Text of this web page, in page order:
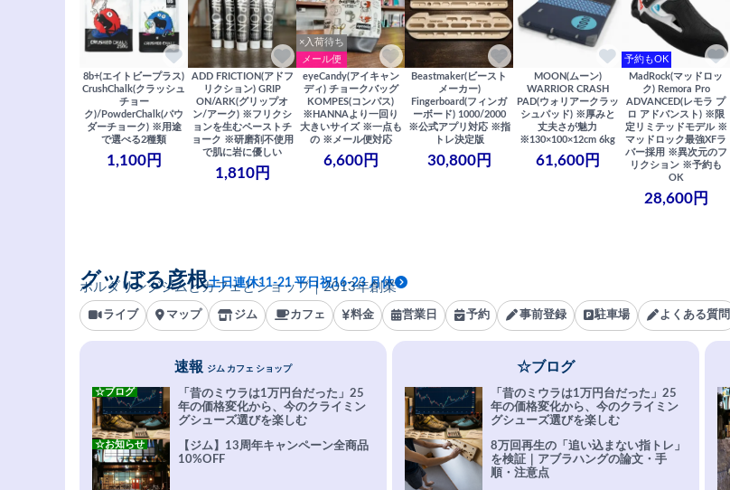
8b+(エイトビープラス)
CrushChalk(クラッシュ
チョー
ク)/PowderChalk(パウ
ダーチョーク) ※用途
で選べる2種類
1,100円
ADD FRICTION(アドフ
リクション) GRIP
ON/ARK(グリップオ
ン/アーク) ※フリクシ
ョンを生むペーストチ
ョーク ※研磨剤不使用
で肌に岩に優しい
1,810円
×入荷待ち
メール便
eyeCandy(アイキャン
ディ) チョークバッグ
KOMPES(コンパス)
※HANNAより一回り
大きいサイズ ※一点も
の ※メール便対応
6,600円
Beastmaker(ビースト
メーカー)
Fingerboard(フィンガ
ーボード) 1000/2000
※公式アプリ対応 ※指
トレ決定版
30,800円
MOON(ムーン)
WARRIOR CRASH
PAD(ウォリアークラッ
シュパッド) ※厚みと
丈夫さが魅力
※130×100×12cm 6kg
61,600円
予約もOK
MadRock(マッドロッ
ク) Remora Pro
ADVANCED(レモラ プ
ロ アドバンスト) ※限
定リミテッドモデル ※
マッドロック最強XFラ
バー採用 ※異次元のフ
リクション ※予約も
OK
28,600円
ボルダリングジムとカフェとショップ｜2013年創業
グッぼる彦根土日連休11-21 平日祝16-23 月休
ライブ マップ ジム カフェ 料金 営業日 予約 事前登録 駐車場 よくある質問
速報 ジム カフェ ショップ
「昔のミウラは1万円台だった」25
年の価格変化から、今のクライミン
グシューズ選びを楽しむ
☆ブログ
【ジム】13周年キャンペーン全商品
10%OFF
☆お知らせ
☆ブログ
「昔のミウラは1万円台だった」25
年の価格変化から、今のクライミン
グシューズ選びを楽しむ
8万回再生の「追い込まない指トレ」
を検証｜アブラハングの論文・手
順・注意点